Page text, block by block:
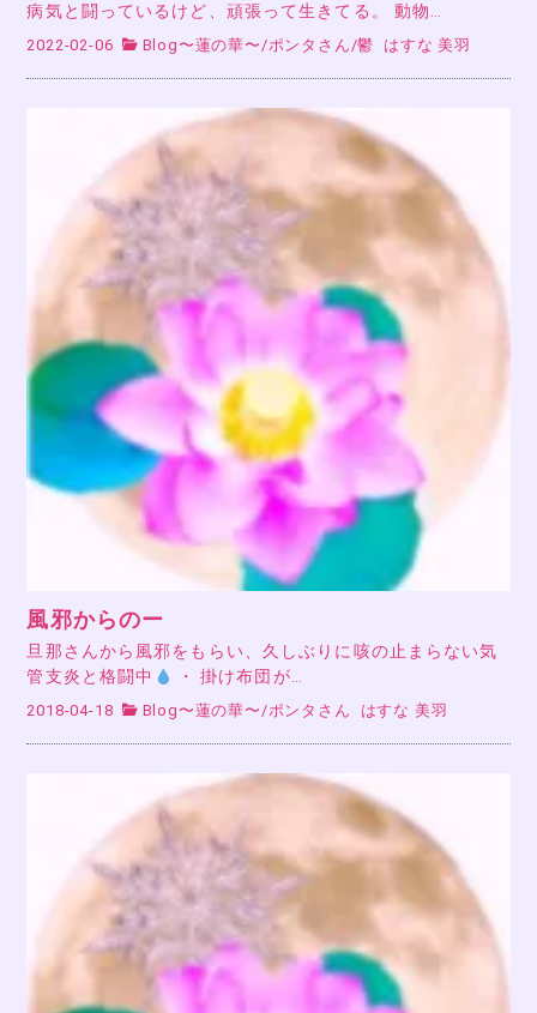
病気と闘っているけど、頑張って生きてる。 動物…
2022-02-06 Blog〜蓮の華〜 /ポンタさん /鬱 はすな 美羽
風邪からのー
旦那さんから風邪をもらい、久しぶりに咳の止まらない気
管支炎と格闘中
・ 掛け布団が…
2018-04-18 Blog〜蓮の華〜 /ポンタさん はすな 美羽